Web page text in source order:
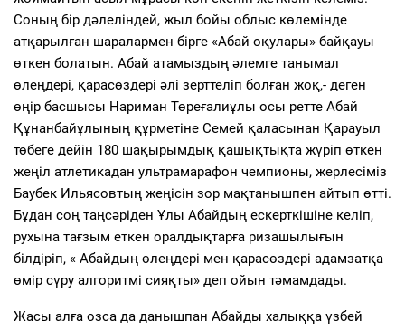
Соның бір дәлеліндей, жыл бойы облыс көлемінде
атқарылған шаралармен бірге «Абай оқулары» байқауы
өткен болатын. Абай атамыздың әлемге танымал
өлеңдері, қарасөздері әлі зерттеліп болған жоқ,- деген
өңір басшысы Нариман Төреғалиұлы осы ретте Абай
Құнанбайұлының құрметіне Семей қаласынан Қарауыл
төбеге дейін 180 шақырымдық қашықтықта жүріп өткен
жеңіл атлетикадан ультрамарафон чемпионы, жерлесіміз
Баубек Ильясовтың жеңісін зор мақтанышпен айтып өтті.
Бұдан соң таңсәріден Ұлы Абайдың ескерткішіне келіп,
рухына тағзым еткен оралдықтарға ризашылығын
білдіріп, « Абайдың өлеңдері мен қарасөздері адамзатқа
өмір сүру алгоритмі сияқты» деп ойын тәмамдады.
Жасы алға озса да данышпан Абайды халыққа үзбей